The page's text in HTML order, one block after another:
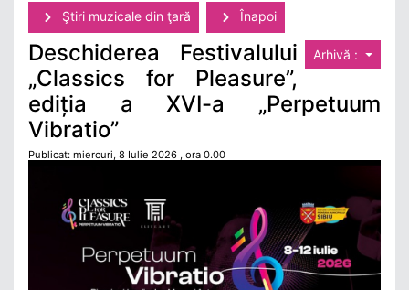
Ştiri muzicale din ţară Înapoi
Arhivă :
Deschiderea Festivalului
„Classics for Pleasure”,
ediția a XVI-a „Perpetuum
Vibratio”
Publicat: miercuri, 8 Iulie 2026 , ora 0.00